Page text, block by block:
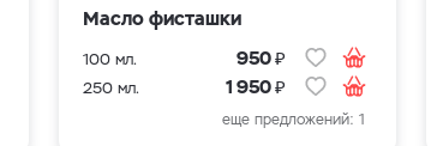
Масло фисташки
100 мл. 950₽
250 мл. 1 950₽
еще предложений: 1